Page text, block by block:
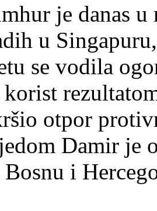
je danas
u
se vodila
otpor
Damir je
Bosnu i